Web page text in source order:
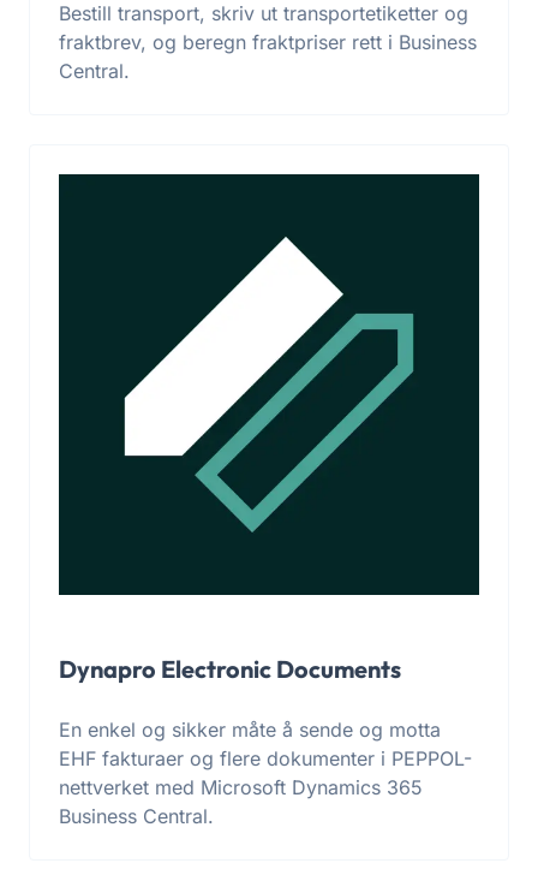
Bestill transport, skriv ut transportetiketter og
fraktbrev, og beregn fraktpriser rett i Business
Central.
Dynapro Electronic Documents
En enkel og sikker måte å sende og motta
EHF fakturaer og flere dokumenter i PEPPOL-
nettverket med Microsoft Dynamics 365
Business Central.